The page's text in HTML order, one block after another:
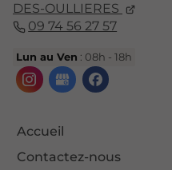
DES-OULLIERES
09 74 56 27 57
Lun au Ven : 08h - 18h
Accueil
Contactez-nous